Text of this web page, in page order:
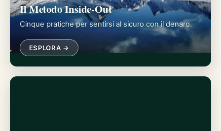
Il Metodo Inside-Out
Cinque pratiche per sentirsi al sicuro con il denaro.
ESPLORA →